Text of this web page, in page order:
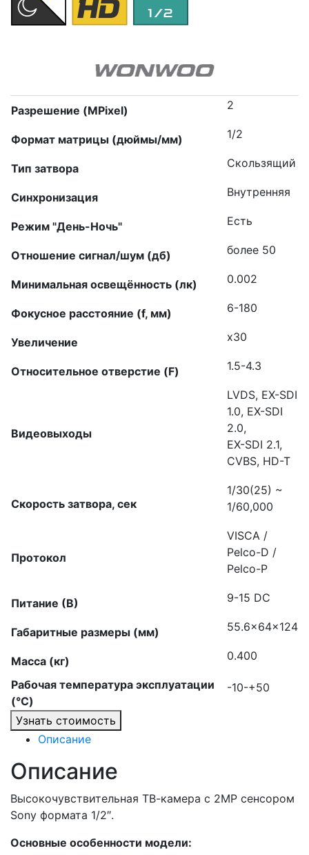
Разрешение (MPixel) 2
Формат матрицы (дюймы/мм) 1/2
Тип затвора Скользящий
Синхронизация Внутренняя
Режим "День-Ночь" Есть
Отношение сигнал/шум (дб) более 50
Минимальная освещённость (лк) 0.002
Фокусное расстояние (f, мм) 6-180
Увеличение x30
Относительное отверстие (F) 1.5-4.3
Видеовыходы
LVDS, EX-SDI
1.0, EX-SDI
2.0,
EX-SDI 2.1,
CVBS, HD-T
Скорость затвора, сек
1/30(25) ~
1/60,000
Протокол
VISCA /
Pelco-D /
Pelco-P
Питание (В) 9-15 DC
Габаритные размеры (мм) 55.6x64x124
Масса (кг) 0.400
Рабочая температура эксплуатации
(°C)
-10-+50
Узнать стоимость
Описание
Описание
Высокочувствительная ТВ-камера с 2MP сенсором
Sony формата 1/2″.
Основные особенности модели: